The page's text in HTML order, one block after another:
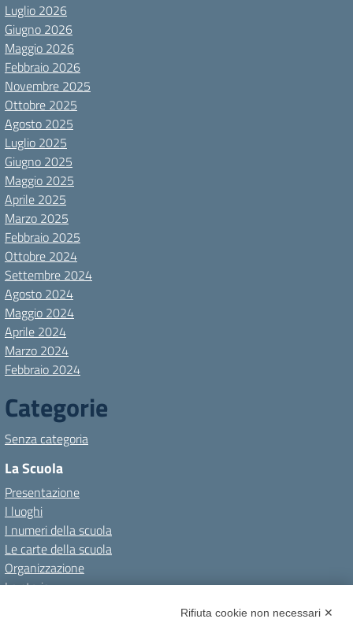
Luglio 2026
Giugno 2026
Maggio 2026
Febbraio 2026
Novembre 2025
Ottobre 2025
Agosto 2025
Luglio 2025
Giugno 2025
Maggio 2025
Aprile 2025
Marzo 2025
Febbraio 2025
Ottobre 2024
Settembre 2024
Agosto 2024
Maggio 2024
Aprile 2024
Marzo 2024
Febbraio 2024
Categorie
Senza categoria
La Scuola
Presentazione
I luoghi
I numeri della scuola
Le carte della scuola
Organizzazione
La storia
Rifiuta cookie non necessari ✕